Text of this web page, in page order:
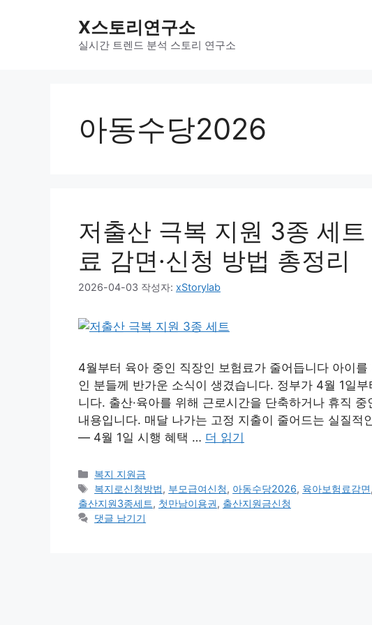
X스토리연구소
실시간 트렌드 분석 스토리 연구소
아동수당2026
저출산 극복 지원 3종 세
료 감면·신청 방법 총정리
2026-04-03 작성자: xStorylab
4월부터 육아 중인 직장인 보험료가 줄어듭니다 아이
인 분들께 반가운 소식이 생겼습니다. 정부가 4월 1일
니다. 출산·육아를 위해 근로시간을 단축하거나 휴직
내용입니다. 매달 나가는 고정 지출이 줄어드는 실질적
— 4월 1일 시행 혜택 … 더 읽기
카
테
고
리
복지 지원금
태
그
복지로신청방법, 부모급여신청, 아동수당2026, 육아보험료감면,
출산지원3종세트, 첫만남이용권, 출산지원금신청
댓글 남기기